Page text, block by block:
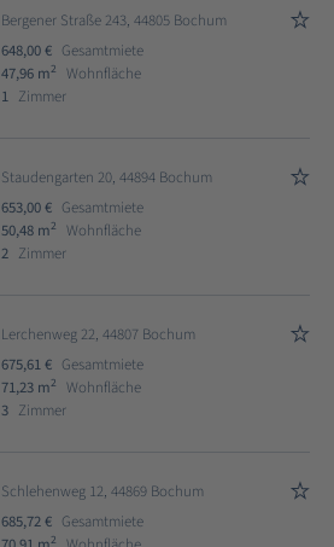
Bergener Straße 243, 44805 Bochum
648,00 € Gesamtmiete
47,96 m2
Wohnfläche
1 Zimmer
Staudengarten 20, 44894 Bochum
653,00 € Gesamtmiete
50,48 m2
Wohnfläche
2 Zimmer
Lerchenweg 22, 44807 Bochum
675,61 € Gesamtmiete
71,23 m2
Wohnfläche
3 Zimmer
Schlehenweg 12, 44869 Bochum
685,72 € Gesamtmiete
2